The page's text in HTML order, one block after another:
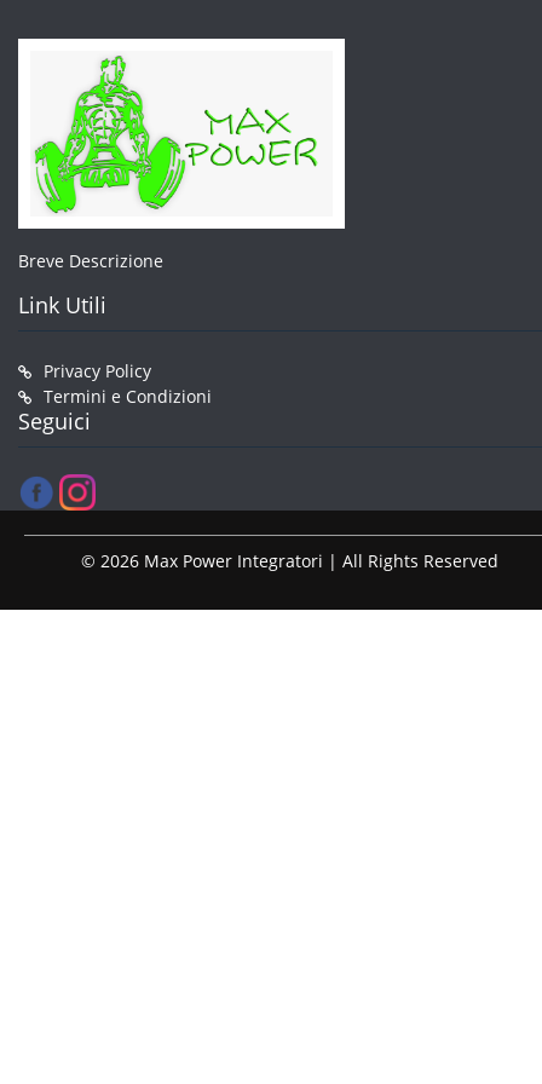
Breve Descrizione
Link Utili
Privacy Policy
Termini e Condizioni
Seguici
© 2026 Max Power Integratori | All Rights Reserved